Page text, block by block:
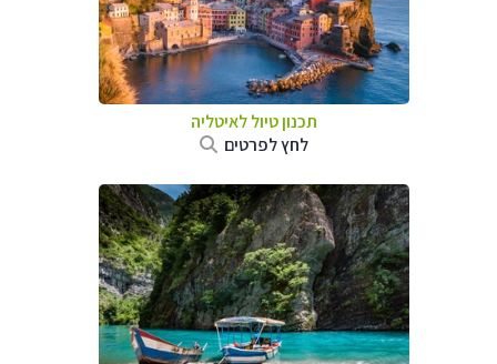
תכנון טיול לאיטליה
לחץ לפרטים